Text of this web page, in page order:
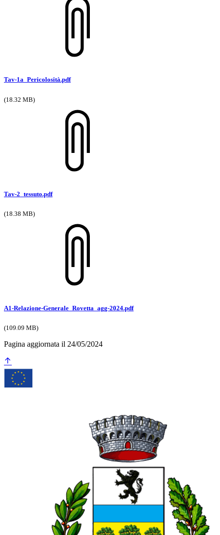
Tav-1a_Pericolosità.pdf
(18.32 MB)
Tav-2_tessuto.pdf
(18.38 MB)
A1-Relazione-Generale_Rovetta_agg-2024.pdf
(109.09 MB)
Pagina aggiornata il 24/05/2024